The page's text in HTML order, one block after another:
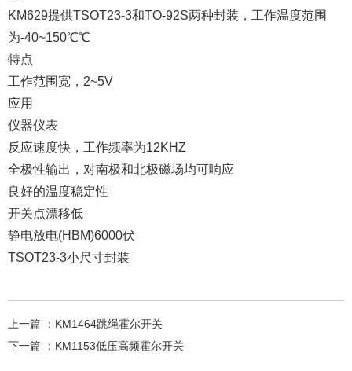
KM629提供TSOT23-3和TO-92S两种封装，工作温度范围
为-40~150℃℃
特点
工作范围宽，2~5V
应用
仪器仪表
反应速度快，工作频率为12KHZ
全极性输出，对南极和北极磁场均可响应
良好的温度稳定性
开关点漂移低
静电放电(HBM)6000伏
TSOT23-3小尺寸封装
上一篇 ： KM1464跳绳霍尔开关
下一篇 ： KM1153低压高频霍尔开关